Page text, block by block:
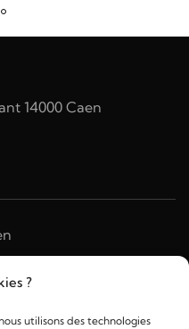
?
utilisons des technologies
14000 Caen